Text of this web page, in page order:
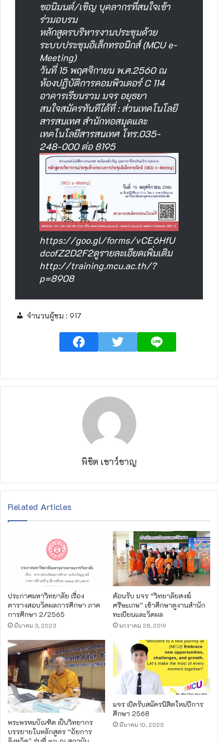
ขอนิมนต์/เชิญ บุคลากรที่สนใจเข้า
ร่วมอบรม
หลักสูตรบริหารงานประชุมด้วย
ระบบประชุมอิเล็กทรอนิกส์ (MCU e-
Meeting)
วันที่ 15 พฤศจิกายน พ.ศ.2560 ณ
ห้องปฏิบัติการคอมพิวเตอร์ C 114
อาคารเรียนรวม มจร อยุธยา
สนใจสมัครทันทีได้ที่ : ส่วนเทคโนโลยี
สารสนเทศ สำนักหอสมุดและ
เทคโนโลยีสารสนเทศ โทร.035-
248-000 ต่อ 8195
https://goo.gl/forms/vCE6HfU
dcofZ2D2F2ดูรายละเอียดเพิ่มเติม
http://training.mcu.ac.th/?
p=8908
จำนวนผู้ชม : 917
พิชิต เชาว์ชาญ
Related Articles
ประกาศมหาวิทยาลัย เรื่อง
ตารางสอบวัดผลการศึกษา ภาค
การศึกษา 2/2565
มีนาคม 3, 2023
ต้อนรับ มจร “วิทยาลัยสงฆ์
ศรีษะเกษ” เข้าศึกษาดูงานสำนัก
ทะเบียนและวัดผล
มกราคม 28, 2019
พระพรหมบัณฑิต เป็นวิทยากร
บรรยายในหลักสูตร “อัยการ
มจร เปิดรับสมัครนิสิตใหม่ปีการ
ศึกษา 2568
มีนาคม 10, 2025